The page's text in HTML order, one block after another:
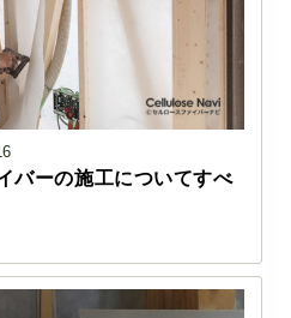
バーの施工についてすべ